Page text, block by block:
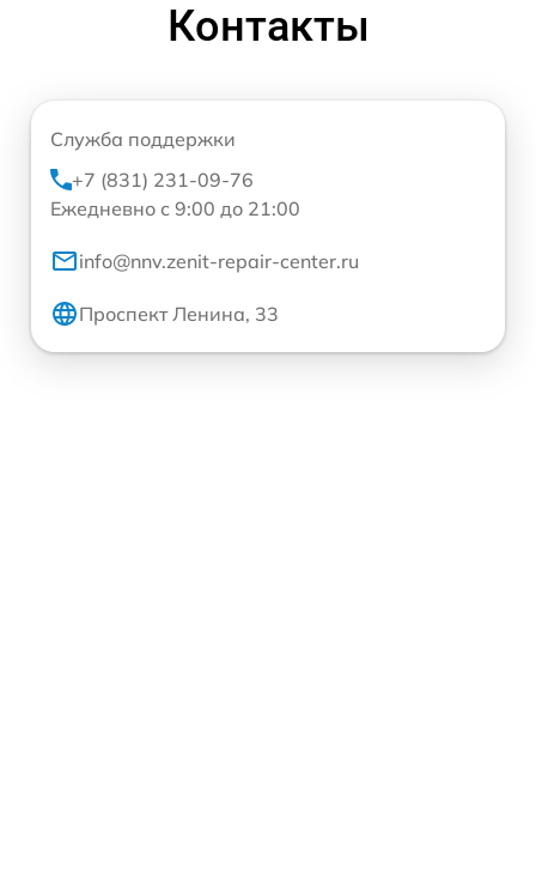
Контакты
Служба поддержки
+7 (831) 231-09-76
Ежедневно с 9:00 до 21:00
info@nnv.zenit-repair-center.ru
Проспект Ленина, 33